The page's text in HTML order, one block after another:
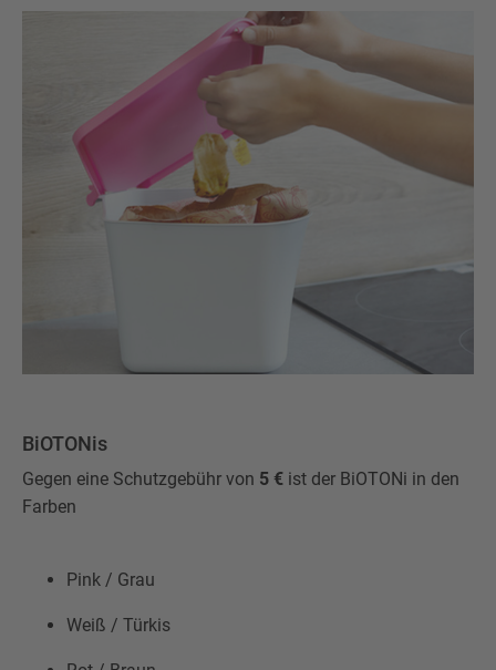
BiOTONis
Gegen eine Schutzgebühr von 5 € ist der BiOTONi in den
Farben
Pink / Grau
Weiß / Türkis